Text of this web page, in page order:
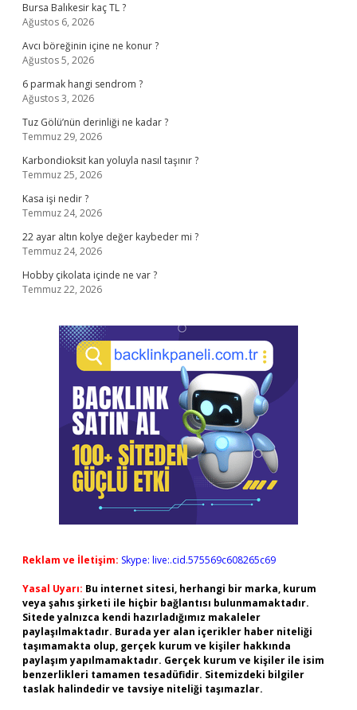
Bursa Balıkesir kaç TL ?
Ağustos 6, 2026
Avcı böreğinin içine ne konur ?
Ağustos 5, 2026
6 parmak hangi sendrom ?
Ağustos 3, 2026
Tuz Gölü’nün derinliği ne kadar ?
Temmuz 29, 2026
Karbondioksit kan yoluyla nasıl taşınır ?
Temmuz 25, 2026
Kasa işi nedir ?
Temmuz 24, 2026
22 ayar altın kolye değer kaybeder mi ?
Temmuz 24, 2026
Hobby çikolata içinde ne var ?
Temmuz 22, 2026
Reklam ve İletişim: Skype: live:.cid.575569c608265c69
Yasal Uyarı: Bu internet sitesi, herhangi bir marka, kurum
veya şahıs şirketi ile hiçbir bağlantısı bulunmamaktadır.
Sitede yalnızca kendi hazırladığımız makaleler
paylaşılmaktadır. Burada yer alan içerikler haber niteliği
taşımamakta olup, gerçek kurum ve kişiler hakkında
paylaşım yapılmamaktadır. Gerçek kurum ve kişiler ile isim
benzerlikleri tamamen tesadüfidir. Sitemizdeki bilgiler
taslak halindedir ve tavsiye niteliği taşımazlar.